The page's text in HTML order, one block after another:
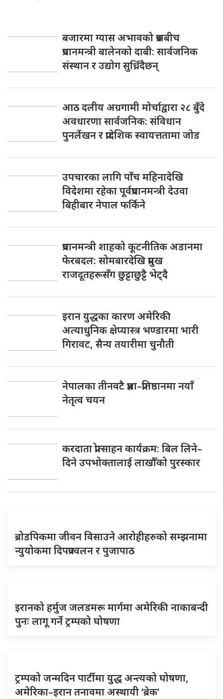
बजारमा ग्यास अभावको प्रश्नबीच
प्रधानमन्त्री बालेनको दाबी: सार्वजनिक
संस्थान र उद्योग सुध्रिँदैछन्
आठ दलीय अग्रगामी मोर्चाद्वारा २८ बुँदे
अवधारणा सार्वजनिक: संविधान
पुनर्लेखन र प्रादेशिक स्वायत्ततामा जोड
उपचारका लागि पाँच महिनादेखि
विदेशमा रहेका पूर्वप्रधानमन्त्री देउवा
बिहीबार नेपाल फर्किने
प्रधानमन्त्री शाहको कूटनीतिक अडानमा
फेरबदल: सोमबारदेखि प्रमुख
राजदूतहरूसँग छुट्टाछुट्टै भेट्दै
इरान युद्धका कारण अमेरिकी
अत्याधुनिक क्षेप्यास्त्र भण्डारमा भारी
गिरावट, सैन्य तयारीमा चुनौती
नेपालका तीनवटै प्रज्ञा–प्रतिष्ठानमा नयाँ
नेतृत्व चयन
करदाता प्रोत्साहन कार्यक्रम: बिल लिने–
दिने उपभोक्तालाई लाखौँको पुरस्कार
ब्रोडपिकमा जीवन विसाउने आरोहीहरुको सम्झनामा
न्युयोकमा दिपप्रज्वलन र पुजापाठ
इरानको हर्मुज जलडमरू मार्गमा अमेरिकी नाकाबन्दी
पुनः लागू गर्ने ट्रम्पको घोषणा
ट्रम्पको जन्मदिन पार्टीमा युद्ध अन्त्यको घोषणा,
अमेरिका–इरान तनावमा अस्थायी ‘ब्रेक’